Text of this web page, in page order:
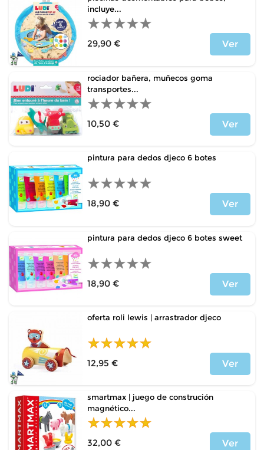
incluye...
29,90 €
Ver
rociador bañera, muñecos goma
transportes...
10,50 €
Ver
pintura para dedos djeco 6 botes
18,90 €
Ver
pintura para dedos djeco 6 botes sweet
18,90 €
Ver
oferta roli lewis | arrastrador djeco
12,95 €
Ver
smartmax | juego de construción
magnético...
32,00 €
Ver